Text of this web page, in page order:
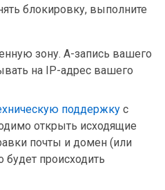
блокировку, выполните
зону. A-запись вашего
на IP-адрес вашего
поддержку с
открыть исходящие
почты и домен (или
будет происходить